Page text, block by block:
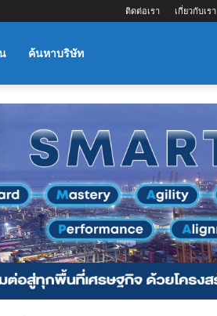
ติดต่อเรา เกี่ยวกับเรา
ค้นหาบริษัท